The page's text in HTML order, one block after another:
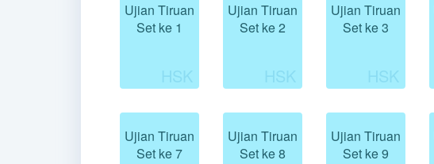
Ujian Tiruan
Set ke 1
Ujian Tiruan
Set ke 2
Ujian Tiruan
Set ke 3
Ujian Tiruan
Set ke 7
Ujian Tiruan
Set ke 8
Ujian Tiruan
Set ke 9